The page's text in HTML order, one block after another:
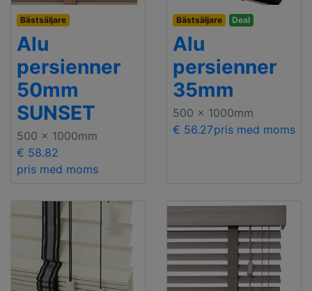
Bästsäljare
Alu
persienner
50mm
SUNSET
500 x 1000mm
€ 58.82
pris med moms
Bästsäljare Deal
Alu
persienner
35mm
500 x 1000mm
€ 56.27pris med moms